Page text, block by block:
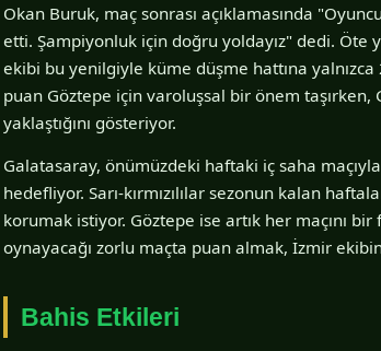
Okan Buruk, maç sonrası açıklamasında
etti. Şampiyonluk için doğru yoldayız" dedi.
ekibi bu yenilgiyle küme düşme hattına
puan Göztepe için varoluşsal bir önem taşırken,
yaklaştığını gösteriyor.
Galatasaray, önümüzdeki haftaki iç saha
hedefliyor. Sarı-kırmızılılar sezonun kalan
korumak istiyor. Göztepe ise artık her maçını
oynayacağı zorlu maçta puan almak, İzmir
Bahis Etkileri